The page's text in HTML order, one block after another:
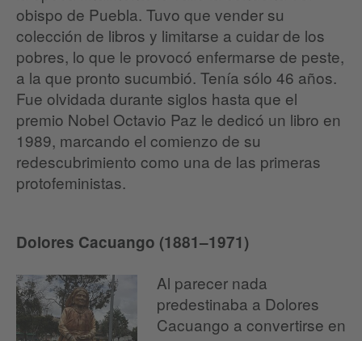
obispo de Puebla. Tuvo que vender su
colección de libros y limitarse a cuidar de los
pobres, lo que le provocó enfermarse de peste,
a la que pronto sucumbió. Tenía sólo 46 años.
Fue olvidada durante siglos hasta que el
premio Nobel Octavio Paz le dedicó un libro en
1989, marcando el comienzo de su
redescubrimiento como una de las primeras
protofeministas.
Dolores Cacuango (1881–1971)
Al parecer nada
predestinaba a Dolores
Cacuango a convertirse en